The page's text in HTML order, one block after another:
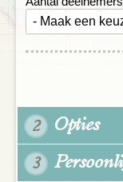
2 Opties
3